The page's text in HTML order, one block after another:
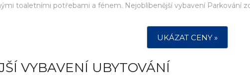
toaletními potřebami a fénem. Nejoblíbenější vybavení Parkování
UKÁZAT CENY »
VYBAVENÍ UBYTOVÁNÍ